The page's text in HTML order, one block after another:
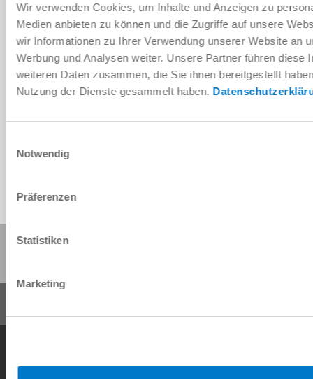
Wir verwenden Cookies, um Inhalte und Anzeigen zu
Medien anbieten zu können und die Zugriffe auf unsere
wir Informationen zu Ihrer Verwendung unserer Website an
Werbung und Analysen weiter. Unsere Partner führen diese
weiteren Daten zusammen, die Sie ihnen bereitgestellt
Nutzung der Dienste gesammelt haben.
Notwendig
Präferenzen
Statistiken
Marketing
Download
Installation and operating